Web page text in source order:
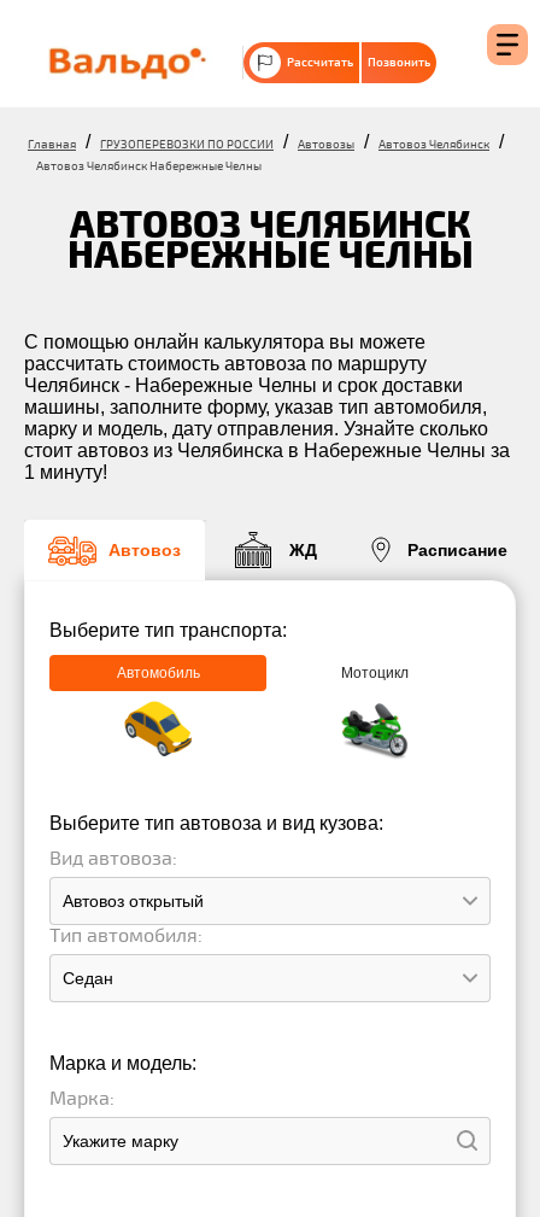
Рассчитать Позвонить
Главная / ГРУЗОПЕРЕВОЗКИ ПО РОССИИ / Автовозы / Автовоз Челябинск /
Автовоз Челябинск Набережные Челны
АВТОВОЗ ЧЕЛЯБИНСК
НАБЕРЕЖНЫЕ ЧЕЛНЫ
С помощью онлайн калькулятора вы можете
рассчитать стоимость автовоза по маршруту
Челябинск - Набережные Челны и срок доставки
машины, заполните форму, указав тип автомобиля,
марку и модель, дату отправления. Узнайте сколько
стоит автовоз из Челябинска в Набережные Челны за
1 минуту!
Автовоз ЖД Расписание
Выберите тип транспорта:
Автомобиль Мотоцикл
Выберите тип автовоза и вид кузова:
Вид автовоза:
Тип автомобиля:
Марка и модель:
Марка: